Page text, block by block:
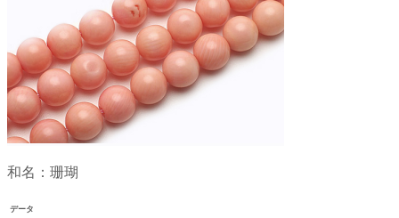
和名：珊瑚
データ